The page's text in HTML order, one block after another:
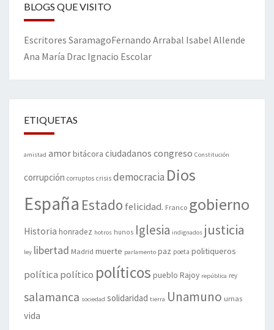
BLOGS QUE VISITO
Escritores SaramagoFernando Arrabal Isabel Allende
Ana María Drac Ignacio Escolar
ETIQUETAS
amistad amorbitácora ciudadanos congreso Constitución
corrupción corruptos crisis democracia Dios
España Estado felicidad. Franco gobierno
Historia honradez hotros hunos Iglesia indignados justicia
ley libertad Madrid muerte parlamento paz poeta politiqueros
política político políticos pueblo Rajoy república rey
salamanca sociedad solidaridad tierra Unamuno urnas
vida